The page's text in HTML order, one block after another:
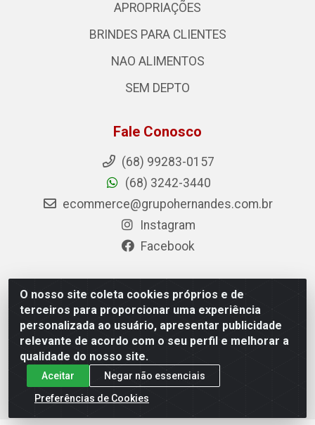
O nosso site coleta cookies próprios e de
terceiros para proporcionar uma experiência
personalizada ao usuário, apresentar publicidade
relevante de acordo com o seu perfil e melhorar a
qualidade do nosso site.
Aceitar
Negar não essenciais
Preferências de Cookies
APROPRIAÇÕES
BRINDES PARA CLIENTES
NAO ALIMENTOS
SEM DEPTO
Fale Conosco
(68) 99283-0157
(68) 3242-3440
ecommerce@grupohernandes.com.br
Instagram
Facebook
Hernandes - Atacado e Distribuições - Rodovia
Transacreana, 2155 - Floresta Sul, Rio Branco/AC - CEP
69.912-290 - CNPJ 12.996.556/0001-69